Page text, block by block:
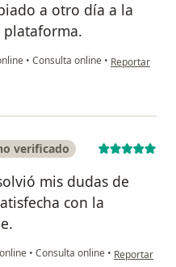
a otro día a la
• Consulta online • en opinión
Reportar
verificado
mis dudas de
con la
• Consulta online • en opinión
Reportar